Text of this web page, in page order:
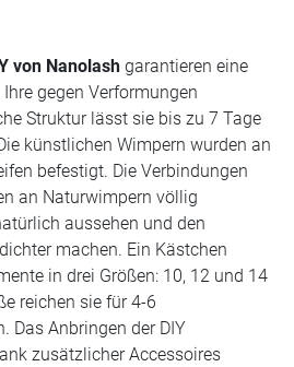
von Nanolash garantieren eine
gegen Verformungen
Struktur lässt sie bis zu 7 Tage
künstlichen Wimpern wurden an
befestigt. Die Verbindungen
an Naturwimpern völlig
aussehen und den
machen. Ein Kästchen
in drei Größen: 10, 12 und 14
reichen sie für 4-6
Das Anbringen der DIY
zusätzlicher Accessoires